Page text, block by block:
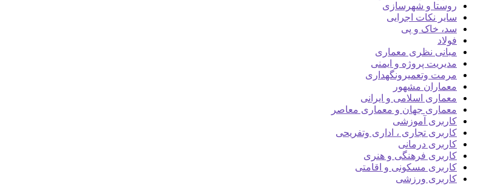
روستا و شهرسازی
سایر نکات اجرایی
سد، خاک و پی
فولاد
مبانی نظری معماری
مدیریت پروژه و ایمنی
مرمت وتعمیرونگهداری
معماران مشهور
معماری اسلامی و ایرانی
معماری جهان و معماری معاصر
کاربری آموزشی
کاربری تجاری ، اداری وتفریحی
کاربری درمانی
کاربری فرهنگی و هنری
کاربری مسکونی و اقامتی
کاربری ورزشی